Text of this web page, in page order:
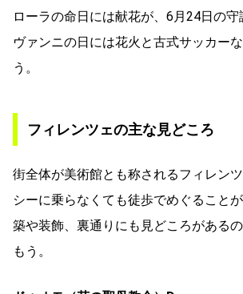
ローラの命日には献花が、6月24日の守
ヴァンニの日には花火と古式サッカー
う。
フィレンツェの主な見どころ
街全体が美術館とも称されるフィレン
シーに乗らなくても徒歩でめぐること
築や装飾、裏通りにも見どころがある
もう。